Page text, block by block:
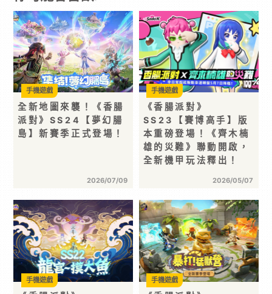
全新地圖來襲！《香腸
派對》SS24【夢幻腸
島】新賽季正式登場！
2026/07/09
手機遊戲
《香腸派對》
SS23【賽博高手】版
本重磅登場！《齊木楠
雄的災難》聯動開啟，
全新機甲玩法釋出！
2026/05/07
手機遊戲
手機遊戲 手機遊戲